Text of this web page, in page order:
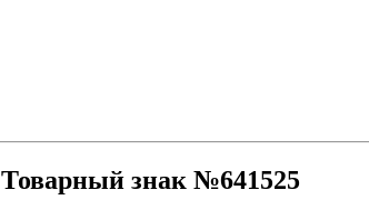
Товарный знак №641525